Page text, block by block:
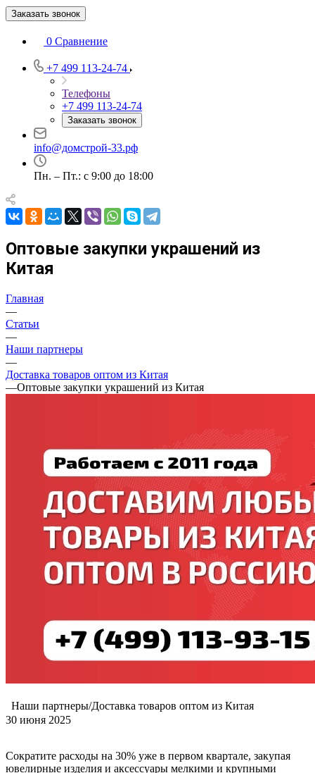
Заказать звонок
0 Сравнение
+7 499 113-24-74
Телефоны
+7 499 113-24-74
Заказать звонок
info@домстрой-33.рф
Пн. – Пт.: с 9:00 до 18:00
Оптовые закупки украшений из
Китая
Главная
—
Статьи
—
Наши партнеры
—
Доставка товаров оптом из Китая
—Оптовые закупки украшений из Китая
Наши партнеры/Доставка товаров оптом из Китая
30 июня 2025
Сократите расходы на 30% уже в первом квартале, закупая
ювелирные изделия и аксессуары мелкими и крупными